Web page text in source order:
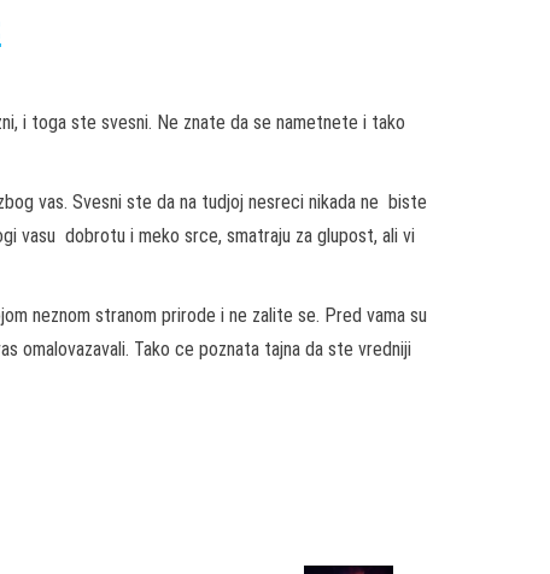
i toga ste svesni. Ne znate da se nametnete i tako
vas. Svesni ste da na tudjoj nesreci nikada ne biste
vasu dobrotu i meko srce, smatraju za glupost, ali vi
neznom stranom prirode i ne zalite se. Pred vama su
omalovazavali. Tako ce poznata tajna da ste vredniji